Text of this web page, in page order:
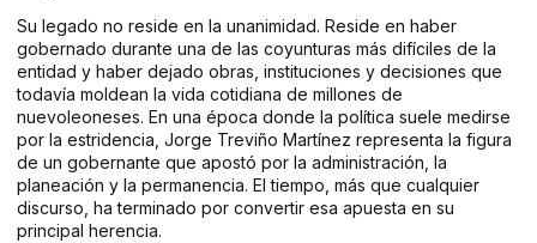
Su legado no reside en la unanimidad. Reside en haber
gobernado durante una de las coyunturas más difíciles de la
entidad y haber dejado obras, instituciones y decisiones que
todavía moldean la vida cotidiana de millones de
nuevoleoneses. En una época donde la política suele medirse
por la estridencia, Jorge Treviño Martínez representa la figura
de un gobernante que apostó por la administración, la
planeación y la permanencia. El tiempo, más que cualquier
discurso, ha terminado por convertir esa apuesta en su
principal herencia.